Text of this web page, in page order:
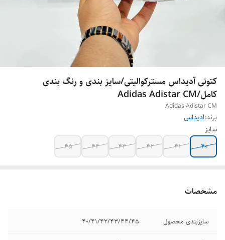
کتونی آدیداس مسترکوالیتی/سایز بندی و رنگ بندی
کامل/Adidas Adistar CM
Adidas Adistar CM
برند:ادیداس
سایز
40
41
42
43
44
45
مشخصات
سایزبندی محصول 40/41/42/43/44/45